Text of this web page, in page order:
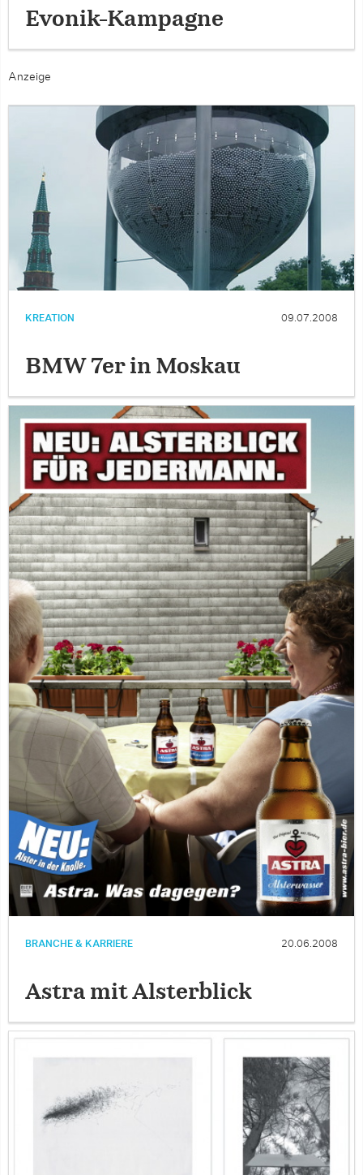
Evonik-Kampagne
Anzeige
KREATION 09.07.2008
BMW 7er in Moskau
BRANCHE & KARRIERE 20.06.2008
Astra mit Alsterblick